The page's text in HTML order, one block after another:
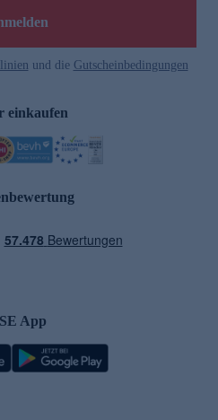
und die Gutscheinbedingungen
einkaufen
App